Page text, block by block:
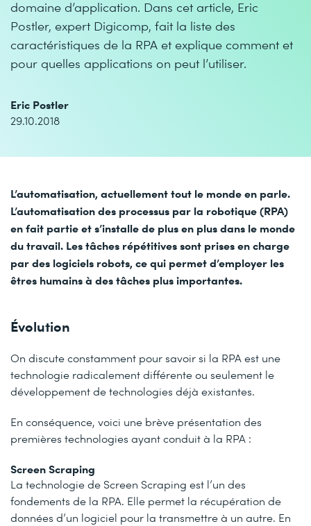
domaine d’application. Dans cet article, Eric
Postler, expert Digicomp, fait la liste des
caractéristiques de la RPA et explique comment et
pour quelles applications on peut l’utiliser.
Eric Postler
29.10.2018
L’automatisation, actuellement tout le monde en parle.
L’automatisation des processus par la robotique (RPA)
en fait partie et s’installe de plus en plus dans le monde
du travail. Les tâches répétitives sont prises en charge
par des logiciels robots, ce qui permet d’employer les
êtres humains à des tâches plus importantes.
Évolution
On discute constamment pour savoir si la RPA est une
technologie radicalement différente ou seulement le
développement de technologies déjà existantes.
En conséquence, voici une brève présentation des
premières technologies ayant conduit à la RPA :
Screen Scraping
La technologie de Screen Scraping est l’un des
fondements de la RPA. Elle permet la récupération de
données d’un logiciel pour la transmettre à un autre. En